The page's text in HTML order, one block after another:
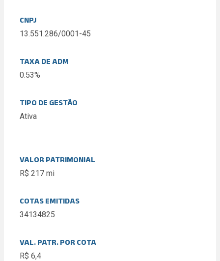
CNPJ
13.551.286/0001-45
TAXA DE ADM
0.53%
TIPO DE GESTÃO
Ativa
VALOR PATRIMONIAL
R$ 217 mi
COTAS EMITIDAS
34134825
VAL. PATR. POR COTA
R$ 6,4